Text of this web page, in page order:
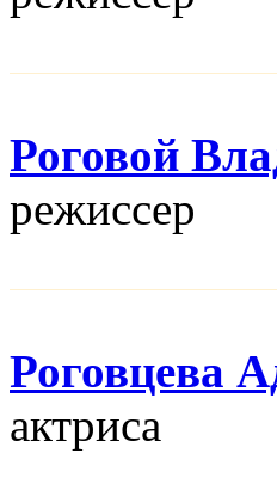
Роговой
режисcер
Роговцева
актриса